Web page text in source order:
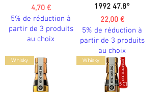
Prix
4,70 €
5% de réduction à
partir de 3 produits
au choix
1992 47.8°
Prix
22,00 €
5% de réduction à
partir de 3 produits
au choix
Whisky Whisky